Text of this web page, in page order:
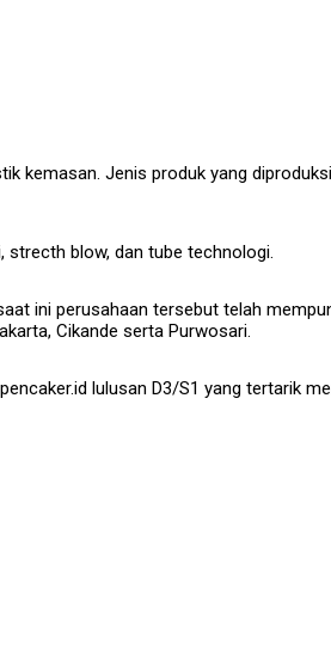
kemasan. Jenis produk yang
strecth blow, dan tube technologi.
ini perusahaan tersebut telah
Cikande serta Purwosari.
lulusan D3/S1 yang tertarik